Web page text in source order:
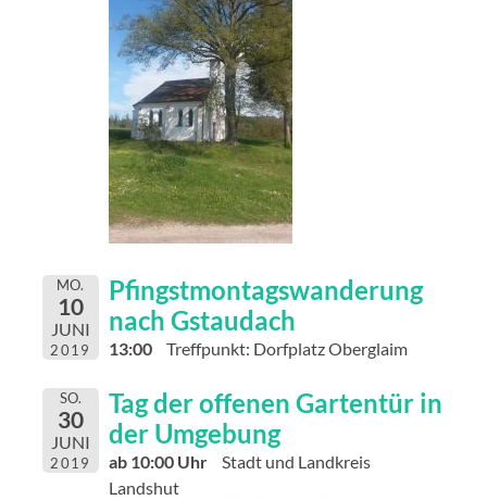
MO.
10
JUNI
2019
Pfingstmontagswanderung
nach Gstaudach
13:00 Treffpunkt: Dorfplatz Oberglaim
SO.
30
JUNI
2019
Tag der offenen Gartentür in
der Umgebung
ab 10:00 Uhr
Stadt und Landkreis
Landshut